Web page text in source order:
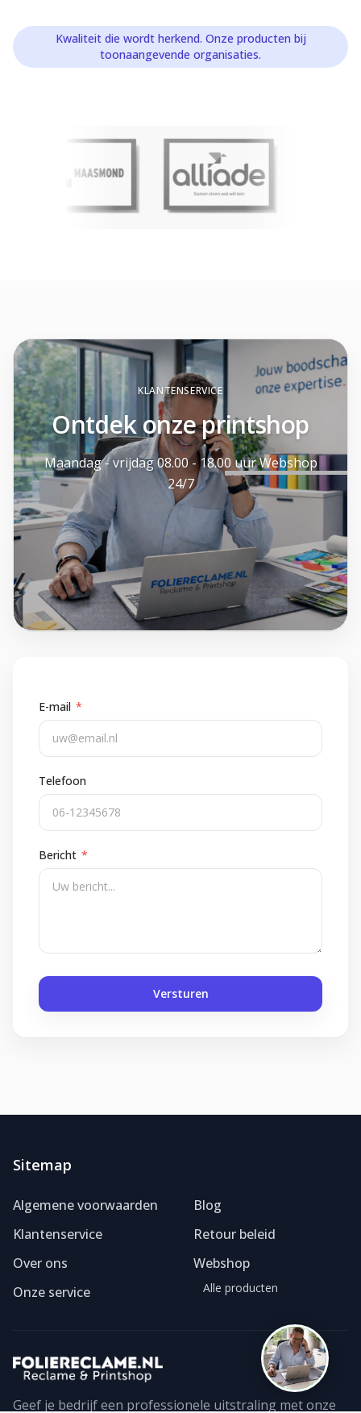
Kwaliteit die wordt herkend. Onze producten bij
toonaangevende organisaties.
KLANTENSERVICE
Ontdek onze printshop
Maandag - vrijdag 08.00 - 18.00 uur Webshop
24/7
E-mail *
Telefoon
Bericht *
Versturen
Sitemap
Algemene voorwaarden
Klantenservice
Over ons
Onze service
Blog
Retour beleid
Webshop
Alle producten
Geef je bedrijf een professionele uitstraling met onze